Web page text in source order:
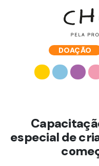
DOAÇÃO
especial de